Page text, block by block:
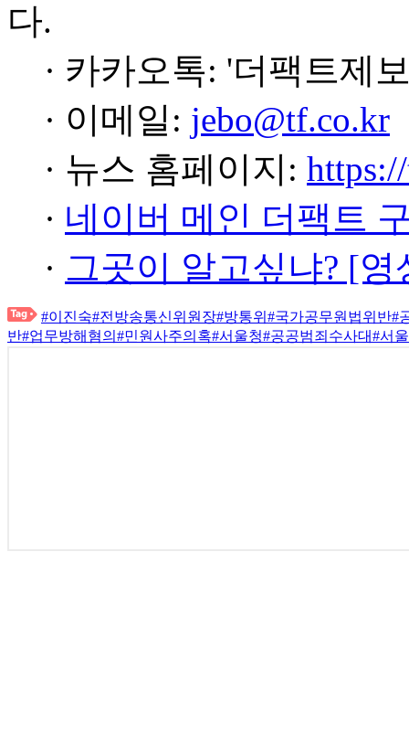
다.
· 카카오톡: '더팩트제
· 이메일: jebo@tf.co.kr
· 뉴스 홈페이지:
· 네이버 메인 더팩트
· 그곳이 알고싶냐? [
#이진숙#전방송통신위원장#방통위 #국가공무원법위반#
반#업무방해혐의 #민원사주의혹#서울청#공공범죄수사대#서